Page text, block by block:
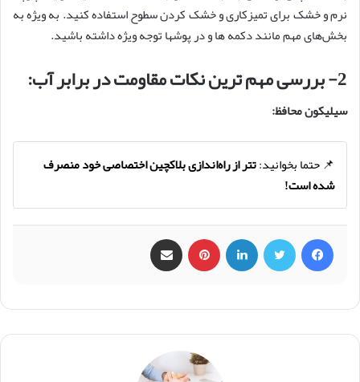
نرم و خشک برای تمیزکاری و خشک کردن سطوح استفاده کنید. به ویژه به
بخش‌های مهم مانند دکمه‌ ها و در پوشها توجه ویژه داشته باشید.
2- بررسی مهم‌ ترین نکات مقاومت در برابر آب:
سیلیکون محافظ:
📌 حتما بخوانید:تتر از راه‌اندازی بلاکچین اختصاصی خود منصرف
شده است!
فیس بوک X لینکدین ‫پین‌ترست